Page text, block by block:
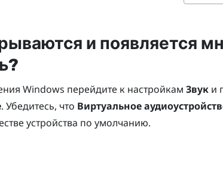
и появляется
Windows перейдите к настройкам Звуки
. Убедитесь, что Виртуальное
устройства по умолчанию.